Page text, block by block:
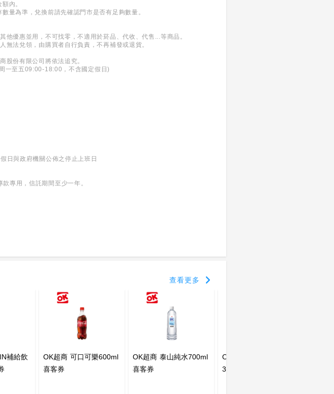
內。
量為準，兌換前請先確認門市是否有足夠數量。
優惠並用，不可找零，不適用於菸品、代收、代售...等商品。
法兌領，由購買者自行負責，不再補發或退貨。
股份有限公司將依法追究。
一至五09:00-18:00，不含國定假日)
日與政府機關公佈之停止上班日
專用，信託期間至少一年。
查看更多
補給飲
OK超商 可口可樂600ml
喜客券
OK超商 泰山純水700ml
喜客券
OK超商 統一麥香奶茶
375ml 喜客券